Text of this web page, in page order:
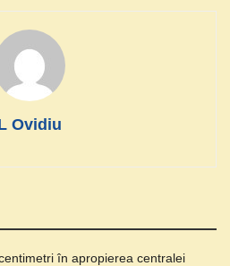
Ovidiu
în apropierea centralei